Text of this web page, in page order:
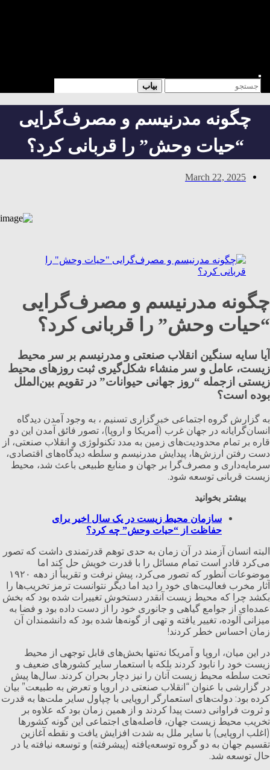
Enter
Keyword
Search
for:
بیاب
Search
چگونه مدرنیسم و مصرف‌گرایی
“حیات وحش” را قربانی کرد؟
March 22, 2025
چگونه مدرنیسم و مصرف‌گرایی
“حیات وحش” را قربانی کرد؟
آیا سایه سنگین انقلاب صنعتی و مدرنیسم بر سر محیط
زیست، عامل و سر منشاء شکل‌گیری ثبت روزهای محیط
زیستی ازجمله “روز جهانی حیوانات” در تقویم بین‌الملل
بوده است؟
به گزارش گروه اجتماعی خبرگزاری تسنیم ، به وجود آمدن دیدگاه
انسان‌گرایانه در جهان غرب (آمریکا و اروپا)، تصور فائق آمدن این دو
قاره بر تمام محدودیت‌های زمین به مدد تکنولوژی و انقلاب صنعتی، از
دست رفتن ارزش‌ها، پیدایش مدرنیسم و سلطه دیدگاه‌های اقتصادی،
سرمایه‌داری و مصرف‌گرا بر جهان و منابع طبیعی باعث شد، محیط
زیست قربانی توسعه شود.
بیشتر بخوانید
سازمان محیط زیست در یک سال اخیر برای
حفاظت از “حیات وحش” چه کرد؟
البته انسان آزمند در آن زمان به حدی توهم قدرتمندی داشت که تصور
می‌کرد قادر است تمام مسائل را با قدرت خویش حل کند اما
موضوعات آنطور که تصور می‌کرد، پیش نرفت و تقریباً از دهه ۱۹۲۰
آثار مخرب فعالیت‌های خود را دید اما دیگر نتوانست ترمز تخریب‌ها را
بکشد چرا که محیط زیست آنقدر دستخوش تغییرات شده بود که بخش
عمده‌ای از جوامع گیاهی و جانوری خود را از دست داده بود و فضا به
میزانی آلوده، تغییر یافته و تهی از گونه‌ها شده بود که دانشمندان آن
زمان احساس خطر کردند!
در این میان، اروپا و آمریکا نه‌تنها بخش‌های قابل توجهی از محیط
زیست خود را نابود کردند بلکه با استعمار سایر کشورهای ضعیف و
تحت سلطه محیط زیست آنان را نیز دچار بحران کردند. سال‌ها پیش
در گزارشی با عنوان “انقلاب صنعتی در اروپا و تعرض به طبیعت” بیان
کرده بود: دولت‌های استعمارگر اروپایی با چپاول سایر ملت‌ها ﺑﻪ ﻗﺪﺭﺕ
ﻭ ﺛﺮﻭﺕ ﻓﺮﺍﻭﺍنی ﺩﺳﺖ ﭘﻴﺪﺍ ﻛﺮدند ﻭ ﺍﺯ ﻫﻤﻴﻦ زمان ﺑﻮﺩ ﻛﻪ ﻋﻼﻭه ﺑﺮ
ﺗﺨﺮﻳﺐ ﻣﺤﻴﻂ ﺯﻳﺴﺖ ﺟﻬﺎﻥ، فاصله‌های اجتماعی این گونه کشورها
(اغلب ﺍﺭﻭﭘﺎیی) ﺑﺎ ﺳﺎﻳﺮ ملل ﺑﻪ ﺷﺪﺕ ﺍﻓﺰﺍﻳﺶ ﻳﺎﻓﺖ ﻭ ﻧﻘﻄﻪ ﺁﻏﺎﺯﻳﻦ
ﺗﻘﺴﻴﻢ ﺟﻬﺎﻥ ﺑﻪ ﺩﻭ ﮔﺮﻭه توسعه‌یافته (ﭘﻴﺸﺮﻓﺘﻪ) ﻭ توسعه نیافته یا در
حال توسعه شد.